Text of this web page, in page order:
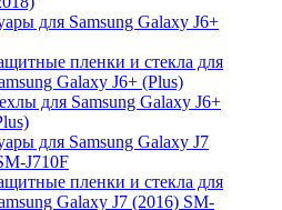
для Samsung Galaxy J6+
пленки и стекла для
Galaxy J6+ (Plus)
для Samsung Galaxy J6+
для Samsung Galaxy J7
J710F
пленки и стекла для
Galaxy J7 (2016) SM-